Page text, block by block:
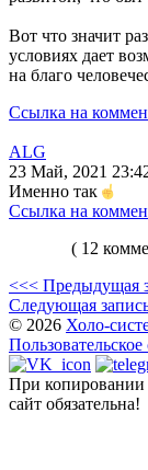
Вот что значит
условиях дает
на благо
Ссылка на
ALG
23 Май, 2021
Именно так
Ссылка на
( 12
<<< Предыдущая
Следующая
© 2026 Холо-
При копировании
сайт обязательна!